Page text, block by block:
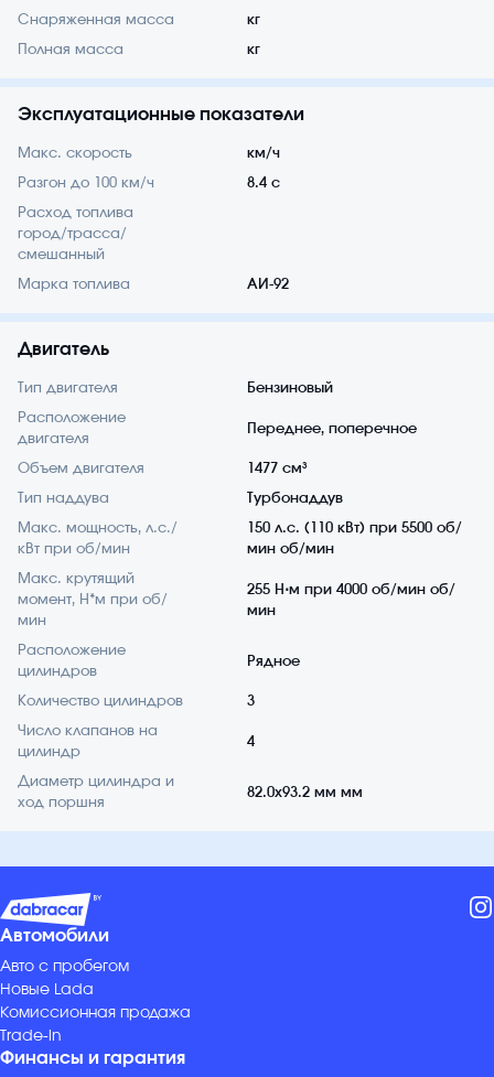
Снаряженная масса кг
Полная масса кг
Эксплуатационные показатели
Макс. скорость км/ч
Разгон до 100 км/ч 8.4 с
Расход топлива
город/трасса/
смешанный
Марка топлива АИ-92
Двигатель
Тип двигателя Бензиновый
Расположение
двигателя
Переднее, поперечное
Объем двигателя 1477 см³
Тип наддува Турбонаддув
Макс. мощность, л.с./
кВт при об/мин
150 л.с. (110 кВт) при 5500 об/
мин об/мин
Макс. крутящий
момент, Н*м при об/
мин
255 Н⋅м при 4000 об/мин об/
мин
Расположение
цилиндров
Рядное
Количество цилиндров 3
Число клапанов на
цилиндр
4
Диаметр цилиндра и
ход поршня
82.0x93.2 мм мм
Автомобили
Авто с пробегом
Новые Lada
Комиссионная продажа
Trade-in
Финансы и гарантия